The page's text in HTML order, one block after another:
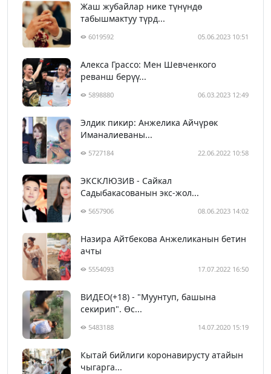
Жаш жубайлар нике түнүндө
табышмактуу түрд...
6019592 05.06.2023 10:51
Алекса Грассо: Мен Шевченкого
реванш берүү...
5898880 06.03.2023 12:49
Элдик пикир: Анжелика Айчүрөк
Иманалиеваны...
5727184 22.06.2022 10:58
ЭКСКЛЮЗИВ - Сайкал
Садыбакасованын экс-жол...
5657906 08.06.2023 14:02
Назира Айтбекова Анжеликанын бетин
ачты
5554093 17.07.2022 16:50
ВИДЕО(+18) - "Муунтуп, башына
секирип". Өс...
5483188 14.07.2020 15:19
Кытай бийлиги коронавирусту атайын
чыгарга...